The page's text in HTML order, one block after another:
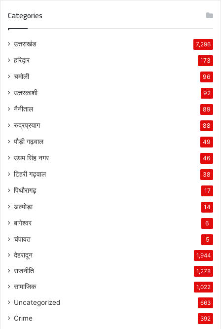
Categories
उत्तराखंड 7,296
हरिद्वार 173
चमोली 96
उत्तरकाशी 92
नैनीताल 89
रुद्रप्रयाग 88
पौड़ी गढ़वाल 49
उधम सिंह नगर 46
टिहरी गढ़वाल 38
पिथौरागढ़ 17
अल्मोड़ा 14
बागेश्वर 6
चंपावत 5
देहरादून 1,944
राजनीति 1,278
सामाजिक 1,022
Uncategorized 663
Crime 392